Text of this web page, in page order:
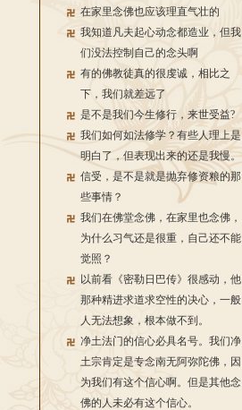
在家里念佛也应该理直气壮的
我知道凡夫起心动念都造业，但我
们没法控制自己的念头啊
有的佛教徒真的很虔诚，相比之
下，我们就差远了
是不是我们今生修行，来世受益?
我们如何如法修学？有些人理上是
明白了，但表现出来的还是我慢。
信受，是不是就是抛弃修资粮的那
些事情？
我们在佛堂念佛，在家里也念佛，
为什么习气还是很重，自己还不能
觉照？
以前看《密勒日巴传》很感动，他
那种精进求道求空性的决心，一般
人无法想象，根本做不到。
净土法门的信心必具名号。我们净
土宗肯定是专念南无阿弥陀佛，因
为我们有这个信心啊。但是其他念
佛的人未必有这个信心。